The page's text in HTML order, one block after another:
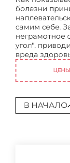
болезни
самим себе.
неграмотное
угол",
вреда
ЦЕНЫ
В НАЧАЛО